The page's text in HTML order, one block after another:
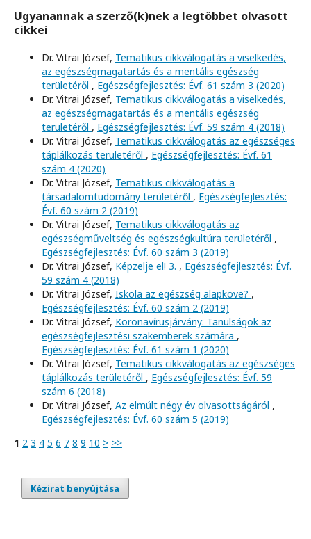
Ugyanannak a szerző(k)nek a legtöbbet olvasott
cikkei
Dr. Vitrai József, Tematikus cikkválogatás a viselkedés,
az egészségmagatartás és a mentális egészség
területéről , Egészségfejlesztés: Évf. 61 szám 3 (2020)
Dr. Vitrai József, Tematikus cikkválogatás a viselkedés,
az egészségmagatartás és a mentális egészség
területéről , Egészségfejlesztés: Évf. 59 szám 4 (2018)
Dr. Vitrai József, Tematikus cikkválogatás az egészséges
táplálkozás területéről , Egészségfejlesztés: Évf. 61
szám 4 (2020)
Dr. Vitrai József, Tematikus cikkválogatás a
társadalomtudomány területéről , Egészségfejlesztés:
Évf. 60 szám 2 (2019)
Dr. Vitrai József, Tematikus cikkválogatás az
egészségműveltség és egészségkultúra területéről ,
Egészségfejlesztés: Évf. 60 szám 3 (2019)
Dr. Vitrai József, Képzelje el! 3. , Egészségfejlesztés: Évf.
59 szám 4 (2018)
Dr. Vitrai József, Iskola az egészség alapköve? ,
Egészségfejlesztés: Évf. 60 szám 2 (2019)
Dr. Vitrai József, Koronavírusjárvány: Tanulságok az
egészségfejlesztési szakemberek számára ,
Egészségfejlesztés: Évf. 61 szám 1 (2020)
Dr. Vitrai József, Tematikus cikkválogatás az egészséges
táplálkozás területéről , Egészségfejlesztés: Évf. 59
szám 6 (2018)
Dr. Vitrai József, Az elmúlt négy év olvasottságáról ,
Egészségfejlesztés: Évf. 60 szám 5 (2019)
1 2 3 4 5 6 7 8 9 10 > >>
Kézirat benyújtása